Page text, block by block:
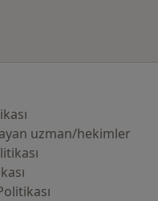
uzman/hekimler